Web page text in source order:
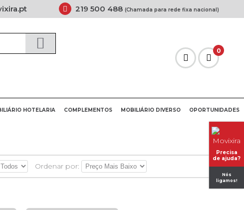
219 500 488 (Chamada para rede fixa nacional)
0
HOTELARIA COMPLEMENTOS MOBILIÁRIO DIVERSO OPORTUNIDADES
Ordenar por:
Precisa
de ajuda?
Nós
ligamos!